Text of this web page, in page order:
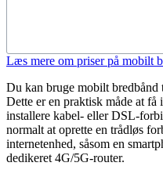
Læs mere om priser på mobilt
Du kan bruge mobilt
Dette er en praktisk måde at
installere kabel- eller DSL-
normalt at oprette en trådløs
internetenhed, såsom en
dedikeret 4G/5G-router.